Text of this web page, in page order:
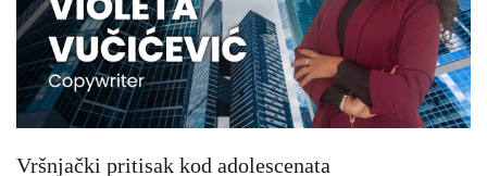
Vršnjački pritisak kod adolescenata